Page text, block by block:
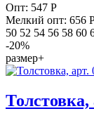
Опт: 547 Р
Мелкий опт: 656
50 52 54 56 58 60
-20%
размер+
Толстовка,